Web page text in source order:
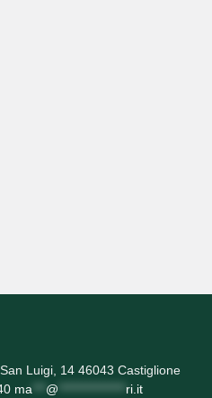
Luigi, 14 46043 Castiglione
ma @ ri.it